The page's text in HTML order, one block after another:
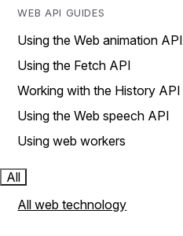
WEB API GUIDES
Using the Web animation API
Using the Fetch API
Working with the History API
Using the Web speech API
Using web workers
All
All web technology